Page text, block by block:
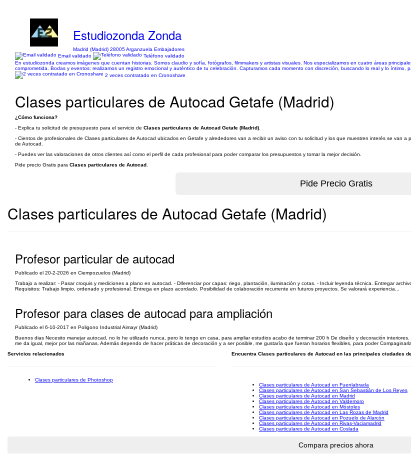
Estudiozonda Zonda
Madrid (Madrid) 28005 Arganzuela Embajadores
Email validado
Teléfono validado
En estudiozonda creamos imágenes que cuentan historias. Somos claudio y sofía, fotógrafos, filmmakers y artistas visuales. Nos especializamos en cuatro áreas
comprometida. Bodas y eventos: realizamos un registro emocional y auténtico de tu celebración. Capturamos cada momento con discreción, buscando lo real y lo íntimo,
2 veces contratado en Cronoshare
Clases particulares de Autocad Getafe (Madrid)
¿Cómo funciona?
- Explica tu solicitud de presupuesto para el servicio de Clases particulares de Autocad Getafe (Madrid)
- Cientos de profesionales de Clases particulares de Autocad ubicados en Getafe y alrededores van a recibir un aviso con tu solicitud y los que muestren interés se van
de Autocad.
- Puedes ver las valoraciones de otros clientes así como el perfil de cada profesional para poder comparar los presupuestos y tomar la mejor decisión.
Pide precio Gratis para Clases particulares de Autocad
Clases particulares de Autocad Getafe (Madrid)
Profesor particular de autocad
Publicado el 20-2-2026 en Ciempozuelos (Madrid)
Trabajo a realizar: - Pasar croquis y mediciones a plano en autocad. - Diferenciar por capas: riego, plantación, iluminación y cotas. - Incluir leyenda técnica. Entregar
Requisitos: Trabajo limpio, ordenado y profesional. Entrega en plazo acordado. Posibilidad de colaboración recurrente en futuros proyectos. Se valorará experiencia...
Profesor para clases de autocad para ampliación
Publicado el 6-10-2017 en Poligono Industrial Aimayr (Madrid)
Buenos dias Necesito manejar autocad, no lo he utilizado nunca, pero lo tengo en casa, para ampliar estudios acabo de terminar 200 h De diseño y decoración
me da igual, mejor por las mañanas. Además dependo de hacer práticas de decoración y a ser posible, me gustaría que fueran horarios flexibles, para poder
Servicios relacionados
Clases particulares de Photoshop
Encuentra Clases particulares de Autocad en las principales ciudades
Clases particulares de Autocad en Fuenlabrada
Clases particulares de Autocad en San Sebastián de Los Reyes
Clases particulares de Autocad en Madrid
Clases particulares de Autocad en Valdemoro
Clases particulares de Autocad en Móstoles
Clases particulares de Autocad en Las Rozas de Madrid
Clases particulares de Autocad en Pozuelo de Alarcón
Clases particulares de Autocad en Rivas-Vaciamadrid
Clases particulares de Autocad en Coslada